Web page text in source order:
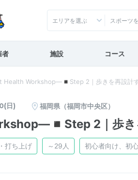
エリアを選ぶ スポーツ
者 施設 コース
Health Workshop―◾️Step 2｜歩きを再設計
日) 福岡県（福岡市中央区）
2｜歩き
打ち上げ ～29人 初心者向け、初